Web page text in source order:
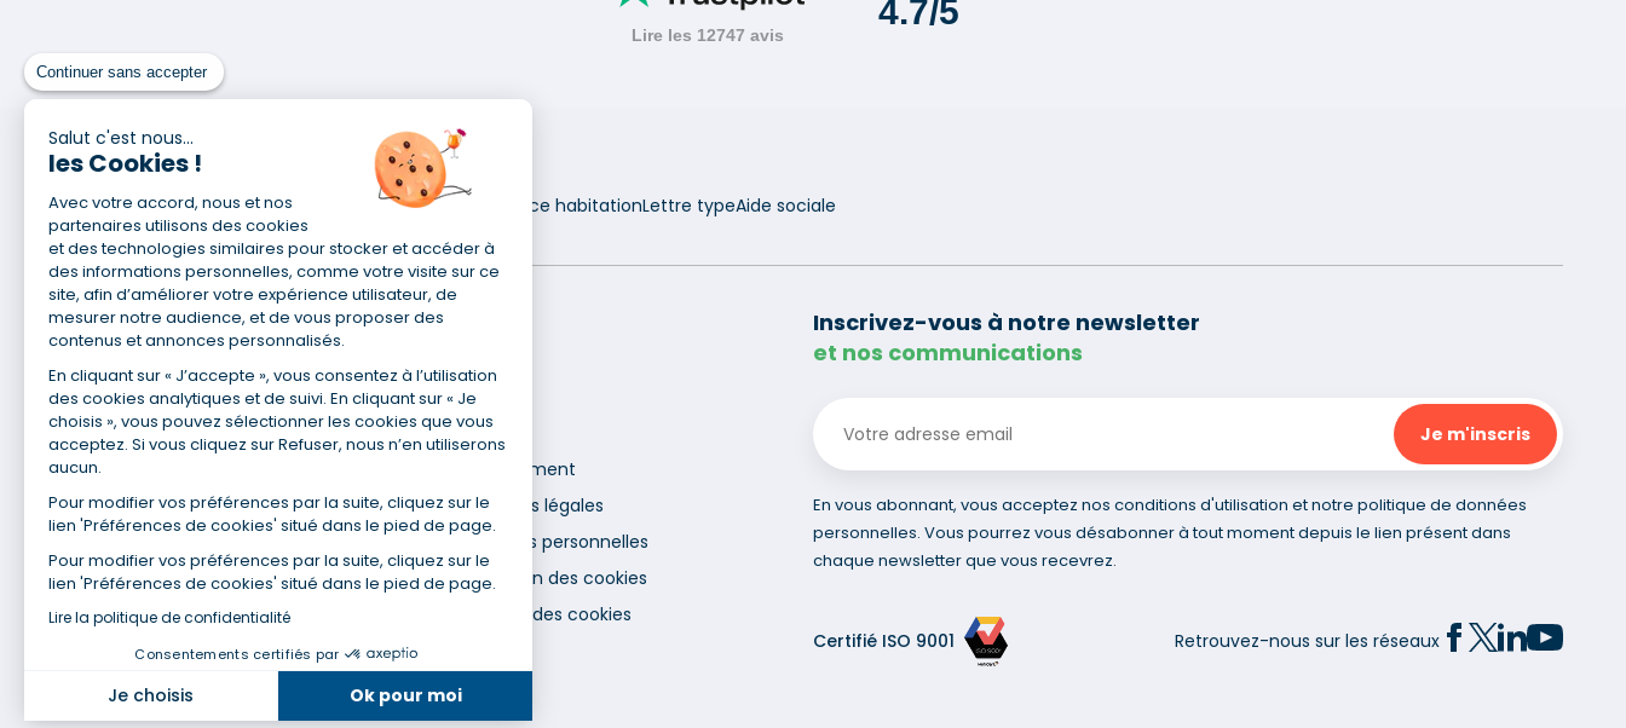
Continuer sans accepter
Salut c'est nous...
les Cookies !
Avec votre accord, nous et nos
partenaires utilisons des cookies
et des technologies similaires pour stocker et accéder à
des informations personnelles, comme votre visite sur ce
site, afin d’améliorer votre expérience utilisateur, de
mesurer notre audience, et de vous proposer des
contenus et annonces personnalisés.
En cliquant sur « J’accepte », vous consentez à l’utilisation
des cookies analytiques et de suivi. En cliquant sur « Je
choisis », vous pouvez sélectionner les cookies que vous
acceptez. Si vous cliquez sur Refuser, nous n’en utiliserons
aucun.
Pour modifier vos préférences par la suite, cliquez sur le
lien 'Préférences de cookies' situé dans le pied de page.
Pour modifier vos préférences par la suite, cliquez sur le
lien 'Préférences de cookies' situé dans le pied de page.
Lire la politique de confidentialité
Consentements certifiés par
Je choisis Ok pour moi
Nos produits
Mutuelle santéAssurance auto Assurance moto Assurance habitationLettre typeAide sociale
Pour en savoir plus
Qui sommes-nous ?
Site du Groupe
Nous contacter
Espace presse
Recrutement
Mentions légales
Données personnelles
Utilisation des cookies
Gestion des cookies
Inscrivez-vous à notre newsletter
et nos communications
En vous abonnant, vous acceptez nos conditions d'utilisation et notre politique de données
personnelles. Vous pourrez vous désabonner à tout moment depuis le lien présent dans
chaque newsletter que vous recevrez.
Certifié ISO 9001 Retrouvez-nous sur les réseaux